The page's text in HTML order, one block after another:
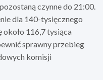
czynne do 21:00.
dla 140-tysięcznego
około 116,7 tysiąca
sprawny przebieg
komisji